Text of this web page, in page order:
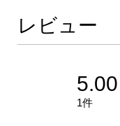
レビュー
5.00
1件